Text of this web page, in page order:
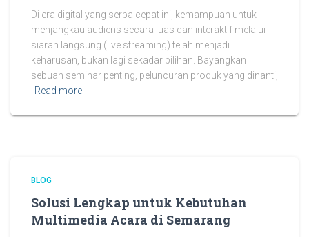
Di era digital yang serba cepat ini, kemampuan untuk
menjangkau audiens secara luas dan interaktif melalui
siaran langsung (live streaming) telah menjadi
keharusan, bukan lagi sekadar pilihan. Bayangkan
sebuah seminar penting, peluncuran produk yang dinanti,
Read more
BLOG
Solusi Lengkap untuk Kebutuhan
Multimedia Acara di Semarang